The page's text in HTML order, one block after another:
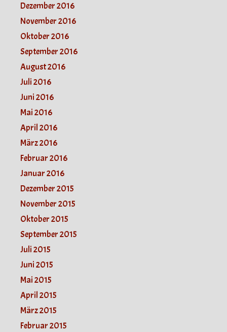
Dezember 2016
November 2016
Oktober 2016
September 2016
August 2016
Juli 2016
Juni 2016
Mai 2016
April 2016
März 2016
Februar 2016
Januar 2016
Dezember 2015
November 2015
Oktober 2015
September 2015
Juli 2015
Juni 2015
Mai 2015
April 2015
März 2015
Februar 2015